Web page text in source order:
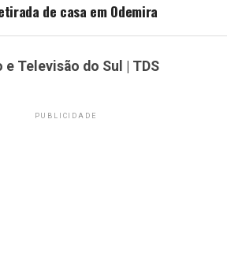
de casa em Odemira
e Televisão do Sul | TDS
PUBLICIDADE